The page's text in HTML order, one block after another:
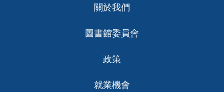
關於我們
圖書館委員會
政策
就業機會